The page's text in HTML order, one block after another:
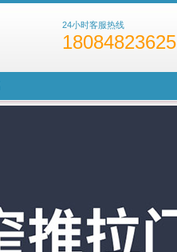
24小时客服热线
18084823625